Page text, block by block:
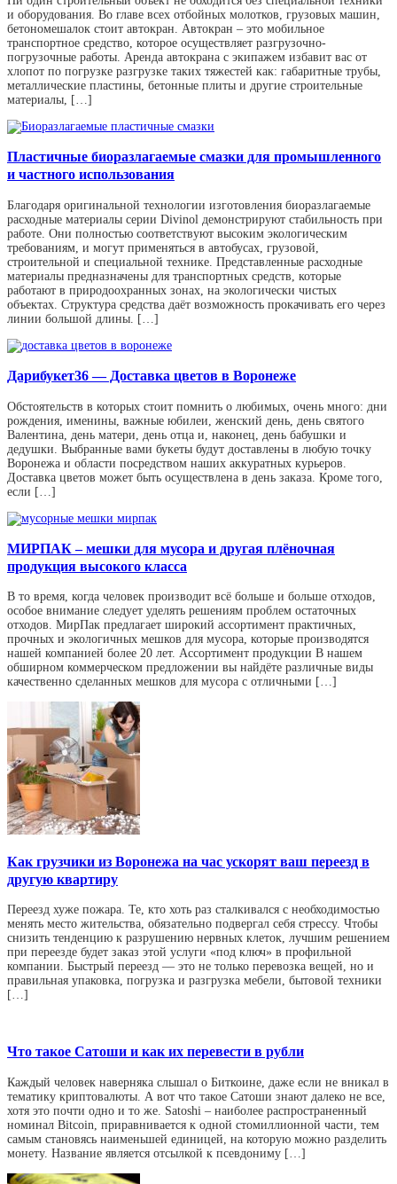
и оборудования. Во главе всех отбойных молотков, грузовых машин,
бетономешалок стоит автокран. Автокран – это мобильное
транспортное средство, которое осуществляет разгрузочно-
погрузочные работы. Аренда автокрана с экипажем избавит вас от
хлопот по погрузке разгрузке таких тяжестей как: габаритные трубы,
металлические пластины, бетонные плиты и другие строительные
материалы, […]
Пластичные биоразлагаемые смазки для промышленного
и частного использования
Благодаря оригинальной технологии изготовления биоразлагаемые
расходные материалы серии Divinol демонстрируют стабильность при
работе. Они полностью соответствуют высоким экологическим
требованиям, и могут применяться в автобусах, грузовой,
строительной и специальной технике. Представленные расходные
материалы предназначены для транспортных средств, которые
работают в природоохранных зонах, на экологически чистых
объектах. Структура средства даёт возможность прокачивать его через
линии большой длины. […]
Дарибукет36 — Доставка цветов в Воронеже
Обстоятельств в которых стоит помнить о любимых, очень много: дни
рождения, именины, важные юбилеи, женский день, день святого
Валентина, день матери, день отца и, наконец, день бабушки и
дедушки. Выбранные вами букеты будут доставлены в любую точку
Воронежа и области посредством наших аккуратных курьеров.
Доставка цветов может быть осуществлена ​​в день заказа. Кроме того,
если […]
МИРПАК – мешки для мусора и другая плёночная
продукция высокого класса
В то время, когда человек производит всё больше и больше отходов,
особое внимание следует уделять решениям проблем остаточных
отходов. МирПак предлагает широкий ассортимент практичных,
прочных и экологичных мешков для мусора, которые производятся
нашей компанией более 20 лет. Ассортимент продукции В нашем
обширном коммерческом предложении вы найдёте различные виды
качественно сделанных мешков для мусора с отличными […]
Как грузчики из Воронежа на час ускорят ваш переезд в
другую квартиру
Переезд хуже пожара. Те, кто хоть раз сталкивался с необходимостью
менять место жительства, обязательно подвергал себя стрессу. Чтобы
снизить тенденцию к разрушению нервных клеток, лучшим решением
при переезде будет заказ этой услуги «под ключ» в профильной
компании. Быстрый переезд — это не только перевозка вещей, но и
правильная упаковка, погрузка и разгрузка мебели, бытовой техники
[…]
Что такое Сатоши и как их перевести в рубли
Каждый человек наверняка слышал о Биткоине, даже если не вникал в
тематику криптовалюты. А вот что такое Сатоши знают далеко не все,
хотя это почти одно и то же. Satoshi – наиболее распространенный
номинал Bitcoin, приравнивается к одной стомиллионной части, тем
самым становясь наименьшей единицей, на которую можно разделить
монету. Название является отсылкой к псевдониму […]